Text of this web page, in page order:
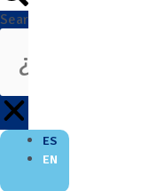
Search
ES
EN